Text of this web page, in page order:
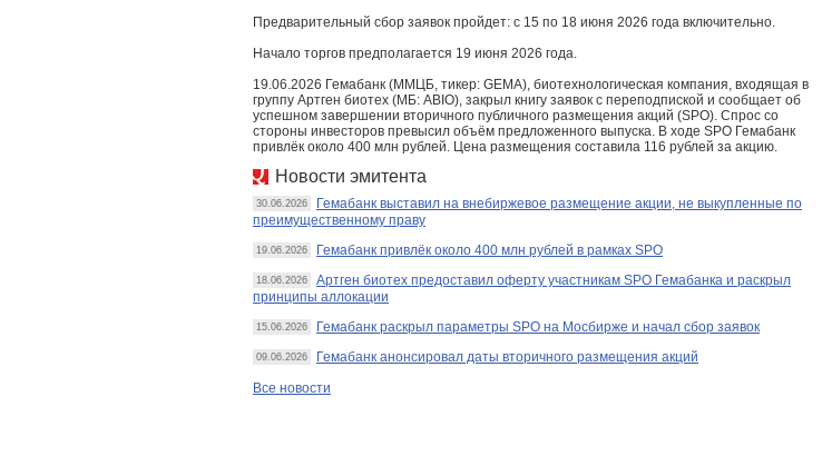
Предварительный сбор заявок пройдет: с 15 по 18 июня 2026 года включительно.
Начало торгов предполагается 19 июня 2026 года.
19.06.2026 Гемабанк (ММЦБ, тикер: GEMA), биотехнологическая компания, входящая в
группу Артген биотех (МБ: ABIO), закрыл книгу заявок с переподпиской и сообщает об
успешном завершении вторичного публичного размещения акций (SPO). Спрос со
стороны инвесторов превысил объём предложенного выпуска. В ходе SPO Гемабанк
привлёк около 400 млн рублей. Цена размещения составила 116 рублей за акцию.
Новости эмитента
30.06.2026
Гемабанк выставил на внебиржевое размещение акции, не выкупленные по
преимущественному праву
19.06.2026 Гемабанк привлёк около 400 млн рублей в рамках SPO
18.06.2026
Артген биотех предоставил оферту участникам SPO Гемабанка и раскрыл
принципы аллокации
15.06.2026 Гемабанк раскрыл параметры SPO на Мосбирже и начал сбор заявок
09.06.2026
Гемабанк анонсировал даты вторичного размещения акций
Все новости